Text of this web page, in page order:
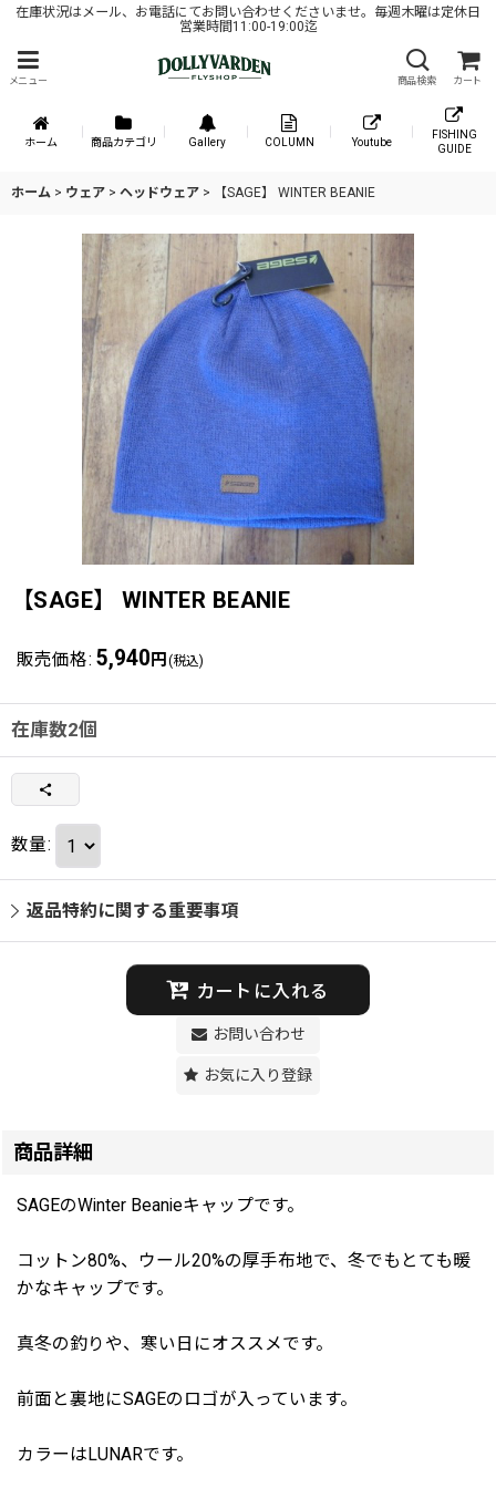
在庫状況はメール、お電話にてお問い合わせくださいませ。毎週木曜は定休日
営業時間11:00-19:00迄
メニュー 商品検索 カート
ホーム 商品カテゴリ Gallery COLUMN Youtube
FISHING
GUIDE
ホーム > ウェア > ヘッドウェア > 【SAGE】 WINTER BEANIE
【SAGE】 WINTER BEANIE
販売価格: 5,940 円 (税込)
在庫数2個
数量:
返品特約に関する重要事項
カートに入れる
お問い合わせ
お気に入り登録
商品詳細
SAGEのWinter Beanieキャップです。
コットン80%、ウール20%の厚手布地で、冬でもとても暖
かなキャップです。
真冬の釣りや、寒い日にオススメです。
前面と裏地にSAGEのロゴが入っています。
カラーはLUNARです。